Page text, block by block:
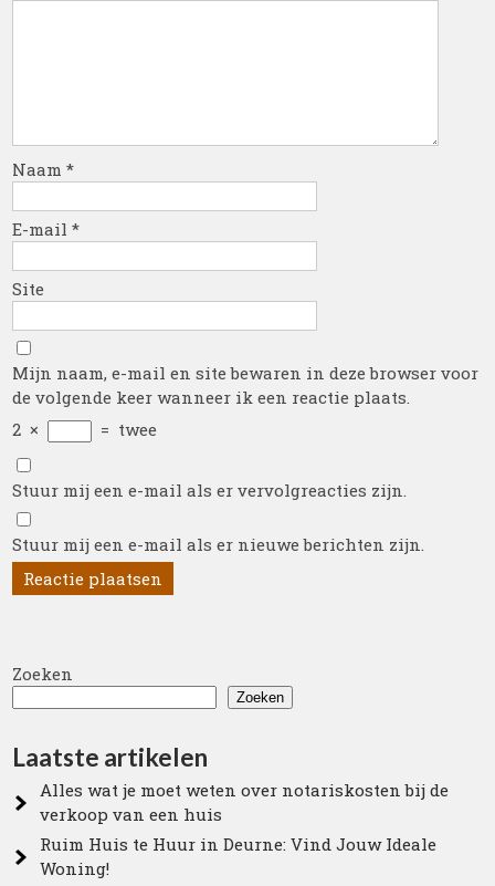
Naam*
E-mail*
Site
Mijn naam, e-mail en site bewaren in deze browser voor
de volgende keer wanneer ik een reactie plaats.
2 × = twee
Stuur mij een e-mail als er vervolgreacties zijn.
Stuur mij een e-mail als er nieuwe berichten zijn.
Zoeken
Zoeken
Laatste artikelen
Alles wat je moet weten over notariskosten bij de
verkoop van een huis
Ruim Huis te Huur in Deurne: Vind Jouw Ideale
Woning!